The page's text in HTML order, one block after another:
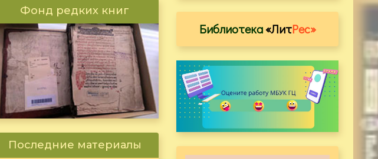
Фонд редких книг
Последние материалы
Библиотека«ЛитРес»